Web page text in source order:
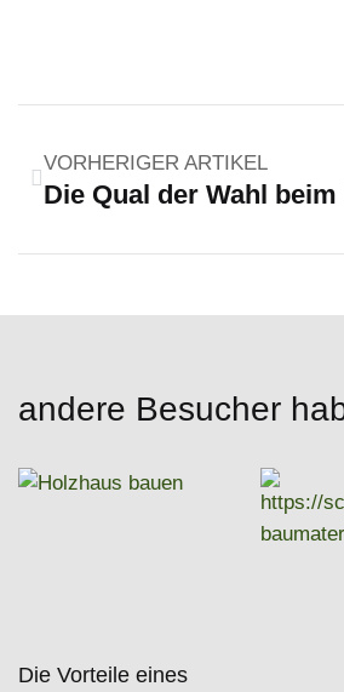
VORHERIGER ARTIKEL
Die Qual der Wahl
andere Besucher
Die Vorteile eines